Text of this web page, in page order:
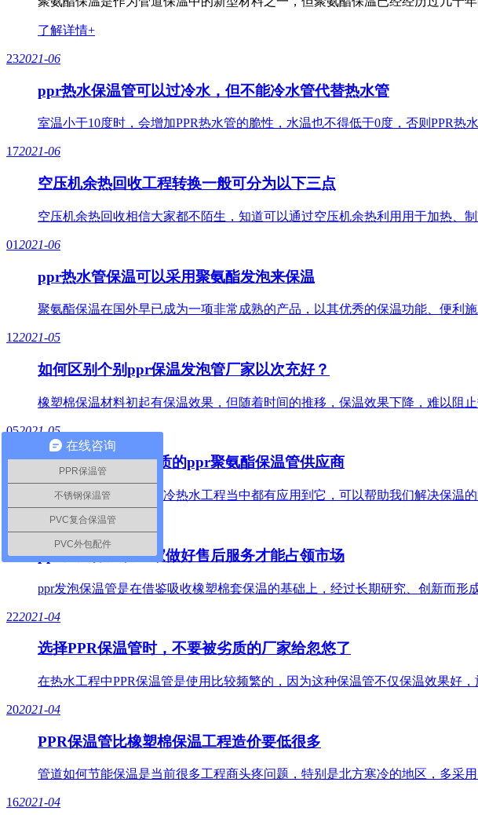
了解详情+
232021-06
ppr热水保温管可以过冷水，但不能冷水管代替热水管
室温小于10度时，会增加PPR热水管的脆性，水温也不得低于0度，否则PPR
172021-06
空压机余热回收工程转换一般可分为以下三点
空压机余热回收相信大家都不陌生，知道可以通过空压机余热利用用于加热
012021-06
ppr热水管保温可以采用聚氨酯发泡来保温
聚氨酯保温在国外早已成为一项非常成熟的产品，以其优秀的保温功能、便
122021-05
如何区别个别ppr保温发泡管厂家以次充好？
橡塑棉保温材料初起有保温效果，但随着时间的推移，保温效果下降，难以
052021-05
如何在市面找到优质的ppr聚氨酯保温管供应商
聚氨酯保温材料在很多冷热水工程当中都有应用到它，可以帮助我们解决保
2021-04
ppr发泡保温管厂家做好售后服务才能占领市场
ppr发泡保温管是在借鉴吸收橡塑棉套保温的基础上，经过长期研究、创新而
222021-04
选择PPR保温管时，不要被劣质的厂家给忽悠了
在热水工程中PPR保温管是使用比较频繁的，因为这种保温管不仅保温效果好
202021-04
PPR保温管比橡塑棉保温工程造价要低很多
管道如何节能保温是当前很多工程商头疼问题，特别是北方寒冷的地区，多
162021-04
在线咨询
PPR保温管
不锈钢保温管
PVC复合保温管
PVC外包配件